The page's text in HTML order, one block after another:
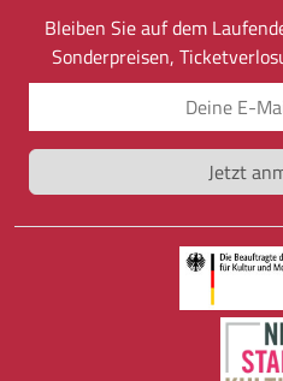
Bleiben Sie auf dem
Sonderpreisen,